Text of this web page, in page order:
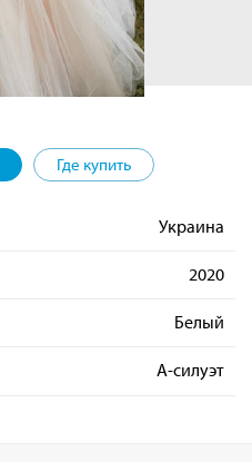
Где купить
Украина
2020
Белый
А-силуэт